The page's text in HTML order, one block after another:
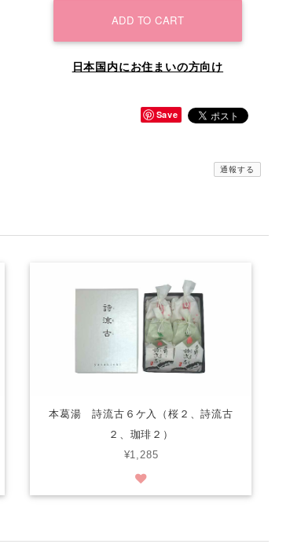
ADD TO CART
日本国内にお住まいの方向け
Save
通報する
本葛湯 詩流古６ケ入（桜２、詩流古
２、珈琲２）
¥1,285